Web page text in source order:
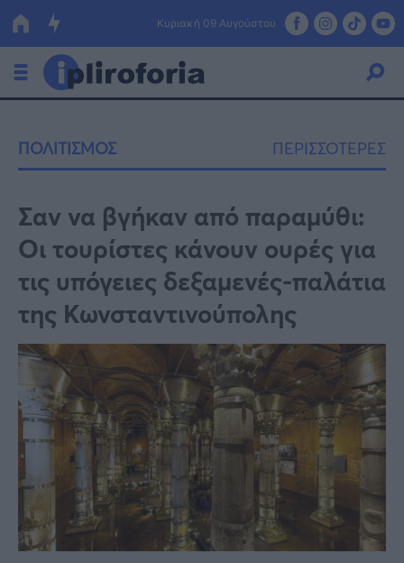
Κυριακή 09 Αυγούστου
Οικονομία
Πολιτική
Τράπεζες
Επιδοτήσεις
ΕΣΠΑ
Κόσμος
Lifestyle
Αθλητικά
Υγεία
Γυναίκα
Καιρός
ΠΟΛΙΤΙΣΜΟΣ ΠΕΡΙΣΣΟΤΕΡΕΣ
Σαν να βγήκαν από παραμύθι:
Οι τουρίστες κάνουν ουρές για
τις υπόγειες δεξαμενές-παλάτια
της Κωνσταντινούπολης